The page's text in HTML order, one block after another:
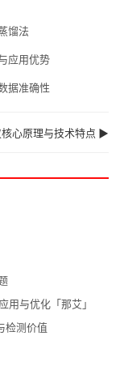
馏法
应用优势
据准确性
心原理与技术特点 ▶
用与优化「那艾」
检测价值